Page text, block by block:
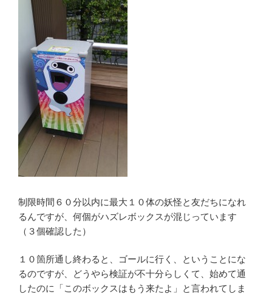
制限時間６０分以内に最大１０体の妖怪と友だちになれ
るんですが、何個がハズレボックスが混じっています
（３個確認した）
１０箇所通し終わると、ゴールに行く、ということにな
るのですが、どうやら検証が不十分らしくて、始めて通
したのに「このボックスはもう来たよ」と言われてしま